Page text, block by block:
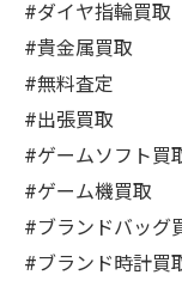
#ダイヤ指輪買取
#貴金属買取
#無料査定
#出張買取
#ゲームソフト買
#ゲーム機買取
#ブランドバッグ
#ブランド時計買